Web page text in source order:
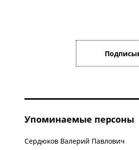
Упоминаемые персоны
Сердюков Валерий Павлович